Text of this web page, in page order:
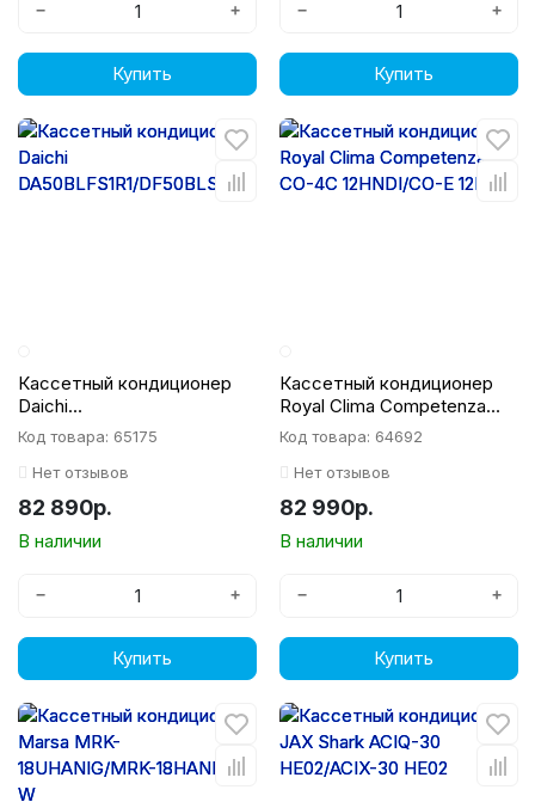
− +
Купить
− +
Купить
Кассетный кондиционер
Daichi
DA50BLFS1R1/DF50BLS1R1/
DPT05L
Код товара: 65175
Нет отзывов
82 890р.
В наличии
− +
Купить
Кассетный кондиционер
Royal Clima Competenza
CO-4C 12HNDI/CO-E 12HNDI
Код товара: 64692
Нет отзывов
82 990р.
В наличии
− +
Купить